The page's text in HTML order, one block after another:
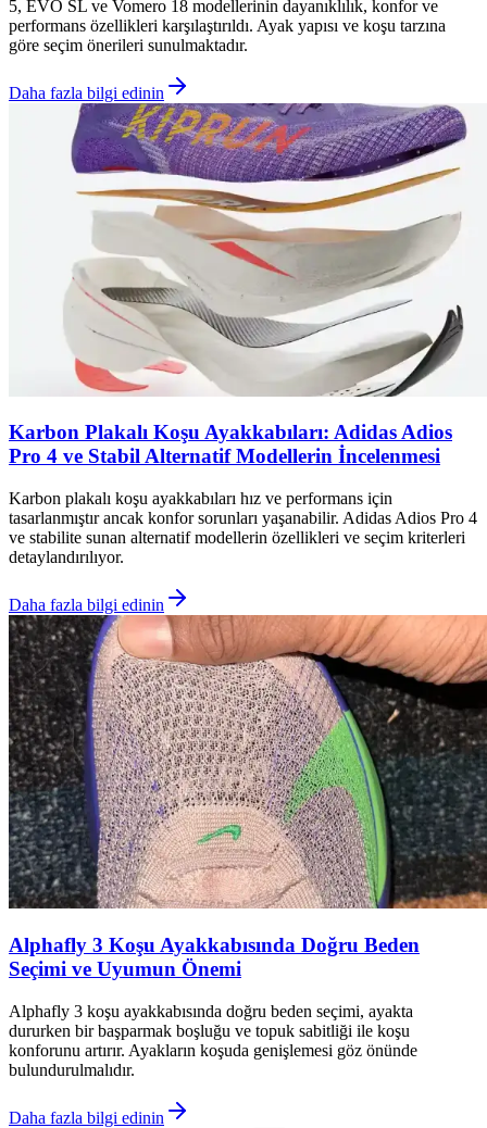
5, EVO SL ve Vomero 18 modellerinin dayanıklılık, konfor ve
performans özellikleri karşılaştırıldı. Ayak yapısı ve koşu tarzına
göre seçim önerileri sunulmaktadır.
Daha fazla bilgi edinin
Karbon Plakalı Koşu Ayakkabıları: Adidas Adios
Pro 4 ve Stabil Alternatif Modellerin İncelenmesi
Karbon plakalı koşu ayakkabıları hız ve performans için
tasarlanmıştır ancak konfor sorunları yaşanabilir. Adidas Adios Pro 4
ve stabilite sunan alternatif modellerin özellikleri ve seçim kriterleri
detaylandırılıyor.
Daha fazla bilgi edinin
Alphafly 3 Koşu Ayakkabısında Doğru Beden
Seçimi ve Uyumun Önemi
Alphafly 3 koşu ayakkabısında doğru beden seçimi, ayakta
dururken bir başparmak boşluğu ve topuk sabitliği ile koşu
konforunu artırır. Ayakların koşuda genişlemesi göz önünde
bulundurulmalıdır.
Daha fazla bilgi edinin